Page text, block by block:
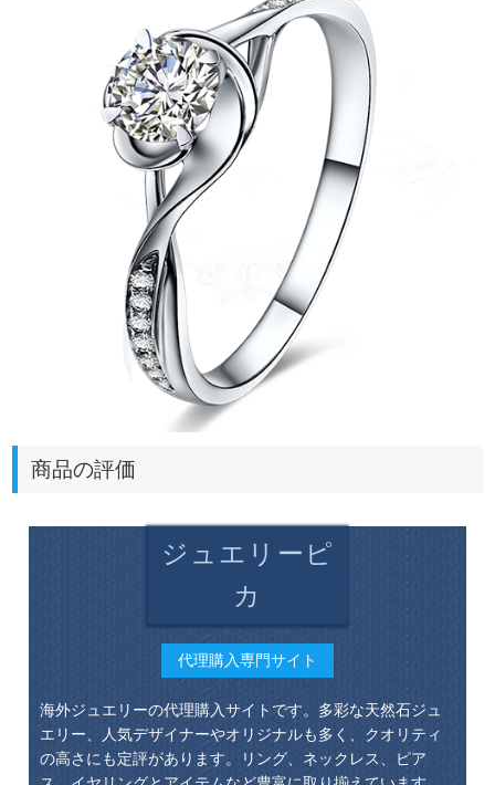
商品の評価
ジュエリーピ
カ
代理購入専門サイト
海外ジュエリーの代理購入サイトです。多彩な天然石ジュ
エリー、人気デザイナーやオリジナルも多く、クオリティ
の高さにも定評があります。リング、ネックレス、ピア